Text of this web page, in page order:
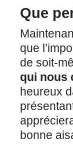
Que
que
de soit-
qui nous
heureux
bonne